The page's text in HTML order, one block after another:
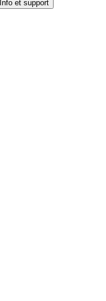
Info et support